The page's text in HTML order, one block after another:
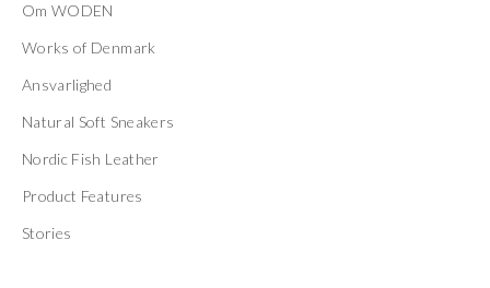
Om WODEN
Works of Denmark
Ansvarlighed
Natural Soft Sneakers
Nordic Fish Leather
Product Features
Stories